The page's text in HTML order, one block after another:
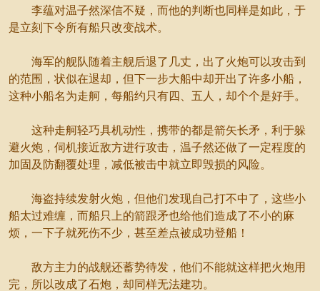
李蕴对温子然深信不疑，而他的判断也同样是如此，于
是立刻下令所有船只改变战术。
海军的舰队随着主舰后退了几丈，出了火炮可以攻击到
的范围，状似在退却，但下一步大船中却开出了许多小船，
这种小船名为走舸，每船约只有四、五人，却个个是好手。
这种走舸轻巧具机动性，携带的都是箭矢长矛，利于躲
避火炮，伺机接近敌方进行攻击，温子然还做了一定程度的
加固及防翻覆处理，减低被击中就立即毁损的风险。
海盗持续发射火炮，但他们发现自己打不中了，这些小
船太过难缠，而船只上的箭跟矛也给他们造成了不小的麻
烦，一下子就死伤不少，甚至差点被成功登船！
敌方主力的战舰还蓄势待发，他们不能就这样把火炮用
完，所以改成了石炮，却同样无法建功。